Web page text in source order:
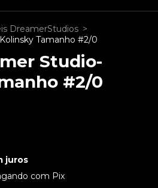
DreamerStudios >
Tamanho #2/0
Studio-
#2/0
juros
com Pix